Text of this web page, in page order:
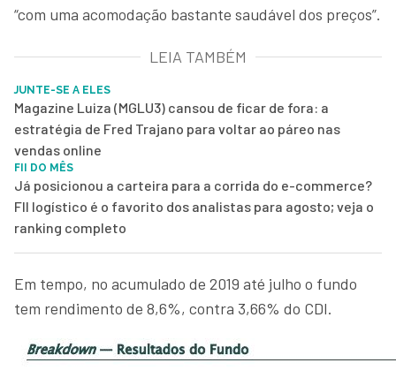
“com uma acomodação bastante saudável dos preços”.
LEIA TAMBÉM
JUNTE-SE A ELES
Magazine Luiza (MGLU3) cansou de ficar de fora: a
estratégia de Fred Trajano para voltar ao páreo nas
vendas online
FII DO MÊS
Já posicionou a carteira para a corrida do e-commerce?
FII logístico é o favorito dos analistas para agosto; veja o
ranking completo
Em tempo, no acumulado de 2019 até julho o fundo
tem rendimento de 8,6%, contra 3,66% do CDI.